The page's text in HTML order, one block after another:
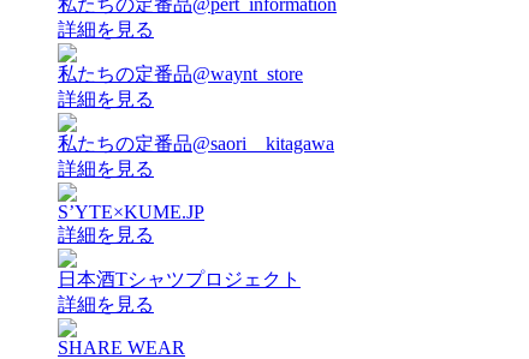
私たちの定番品@pert_information
詳細を見る
私たちの定番品@waynt_store
詳細を見る
私たちの定番品@saori__kitagawa
詳細を見る
S’YTE×KUME.JP
詳細を見る
日本酒Tシャツプロジェクト
詳細を見る
SHARE WEAR